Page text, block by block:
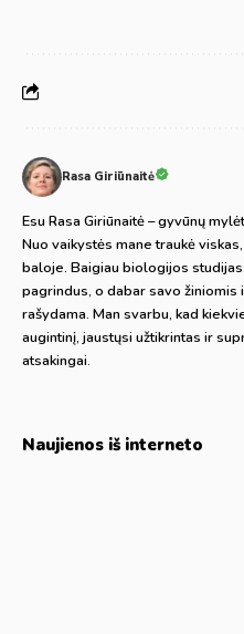
Rasa Giriūnaitė
Esu Rasa Giriūnaitė – gyvūnų
Nuo vaikystės mane traukė
baloje. Baigiau biologijos
pagrindus, o dabar savo
rašydama. Man svarbu, kad
augintinį, jaustųsi užtikrintas ir
atsakingai.
Naujienos iš interneto